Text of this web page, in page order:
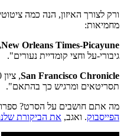
ורק לצורך האיזון, הנה כמה
מחמיאות:
New Orleans Times-Picayune,
גיבורי-על וחצי קומדיית נעורים".
San Francisco Chronicle
תסריטאים ומרגיש כך בהתאם".
מה אתם חושבים על הסרט? ספרו
הפייסבוק. ואגב, את הביקורת